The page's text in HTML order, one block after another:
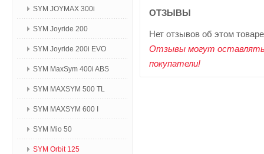
SYM JOYMAX 300i
SYM Joyride 200
SYM Joyride 200i EVO
SYM MaxSym 400i ABS
SYM MAXSYM 500 TL
SYM MAXSYM 600 I
SYM Mio 50
SYM Orbit 125
ОТЗЫВЫ
Нет отзывов об этом товаре
Отзывы могут оставлять
покупатели!